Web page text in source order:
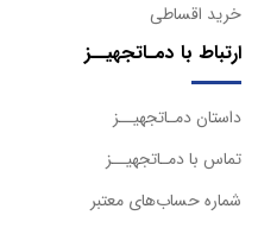
خرید اقساطی
ارتباط با دمـاتجهیــز
داستان دمـاتجهیــز
تماس با دمـاتجهیــز
شماره حساب‌های معتبر